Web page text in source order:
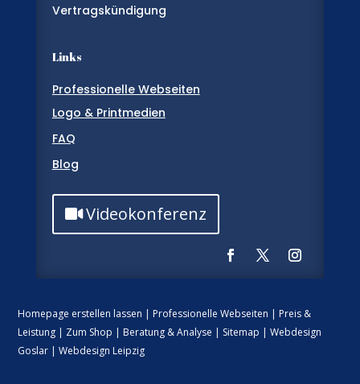
Vertragskündigung
Links
Professionelle Webseiten
Logo & Printmedien
FAQ
Blog
Videokonferenz
Homepage erstellen lassen | Professionelle Webseiten | Preis &
Leistung | Zum Shop | Beratung & Analyse | Sitemap | Webdesign
Goslar| Webdesign Leipzig